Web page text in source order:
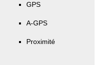
GPS
A-GPS
Proximité